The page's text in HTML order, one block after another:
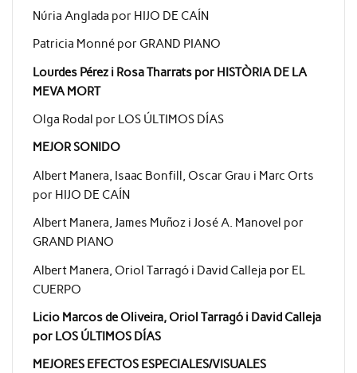
Núria Anglada por HIJO DE CAÍN
Patricia Monné por GRAND PIANO
Lourdes Pérez i Rosa Tharrats por HISTÒRIA DE LA
MEVA MORT
Olga Rodal por LOS ÚLTIMOS DÍAS
MEJOR SONIDO
Albert Manera, Isaac Bonfill, Oscar Grau i Marc Orts
por HIJO DE CAÍN
Albert Manera, James Muñoz i José A. Manovel por
GRAND PIANO
Albert Manera, Oriol Tarragó i David Calleja por EL
CUERPO
Licio Marcos de Oliveira, Oriol Tarragó i David Calleja
por LOS ÚLTIMOS DÍAS
MEJORES EFECTOS ESPECIALES/VISUALES